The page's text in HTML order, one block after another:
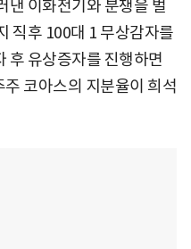
낸 이화전기와 분쟁을 벌
직후 100대 1 무상감자를
후 유상증자를 진행하면
코아스의 지분율이 희석